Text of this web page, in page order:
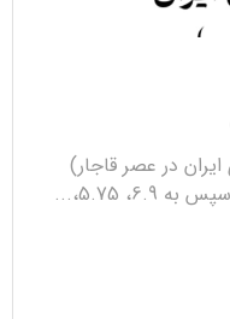
در عصر قاجار)